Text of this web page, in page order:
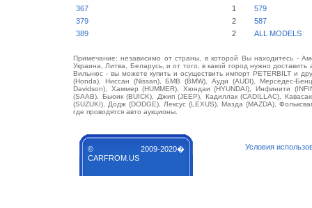
367 1
579
379
2
587
389
2 ALL MODELS
Примечание: независимо от страны, в которой Вы находитесь -
Украина, Литва, Беларусь, и от того, в какой город нужно
Вильнюс - вы можете купить и осуществить импорт PETERBILT и
(Honda), Ниссан (Nissan), БМВ (BMW), Ауди (AUDI), Мерседес-
Davidson), Хаммер (HUMMER), Хюндаи (HYUNDAI), Инфинити
(SAAB), Бьюик (BUICK), Джип (JEEP), Кадиллак (CADILLAC),
(SUZUKI), Додж (DODGE), Лексус (LEXUS), Мазда (MAZDA),
где проводятся авто аукционы.
© 2009-2020�
CARFROM.US
Условия